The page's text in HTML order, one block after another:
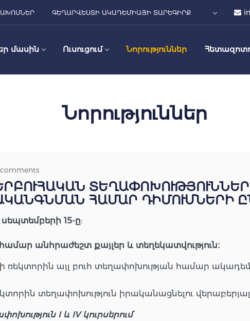
ԳԵՂԱՐՎԵՍՏԻ ԱԿԱԴԵՄԻԱՅԻ ՏԱՐԵԳԻՐՔ
մասին Ուսուցում Նորություններ
Նորություններ
ՀԱՄԱՐ ԴԻՄՈՒՄՆԵՐԻ
սեպտեմբերի 15-ը:
անհրաժեշտ քայլեր և տեղեկատվություն։
ռեկտորին այլ բուհ տեղափոխության համար
տեղափոխություն իրականացնելու վերաբերյալ
I և IV կուրսերում